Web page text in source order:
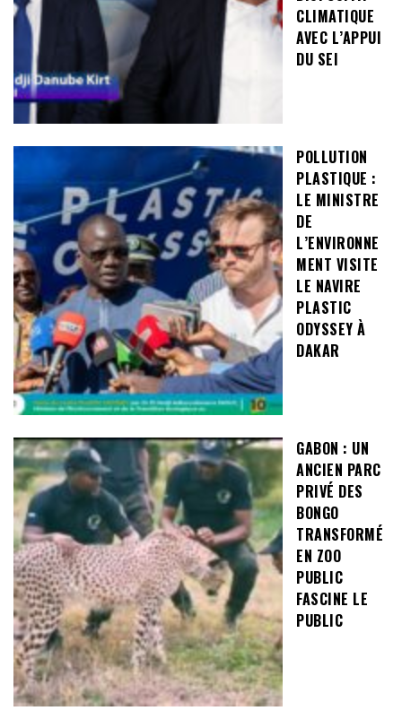
CLIMATIQUE
AVEC L’APPUI
DU SEI
POLLUTION
PLASTIQUE :
LE MINISTRE
DE
L’ENVIRONNE
MENT VISITE
LE NAVIRE
PLASTIC
ODYSSEY À
DAKAR
GABON : UN
ANCIEN PARC
PRIVÉ DES
BONGO
TRANSFORMÉ
EN ZOO
PUBLIC
FASCINE LE
PUBLIC